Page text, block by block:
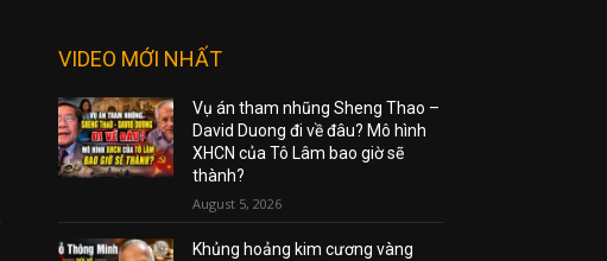
VIDEO MỚI NHẤT
Vụ án tham nhũng Sheng Thao –
David Duong đi về đâu? Mô hình
XHCN của Tô Lâm bao giờ sẽ
thành?
August 5, 2026
Khủng hoảng kim cương vàng